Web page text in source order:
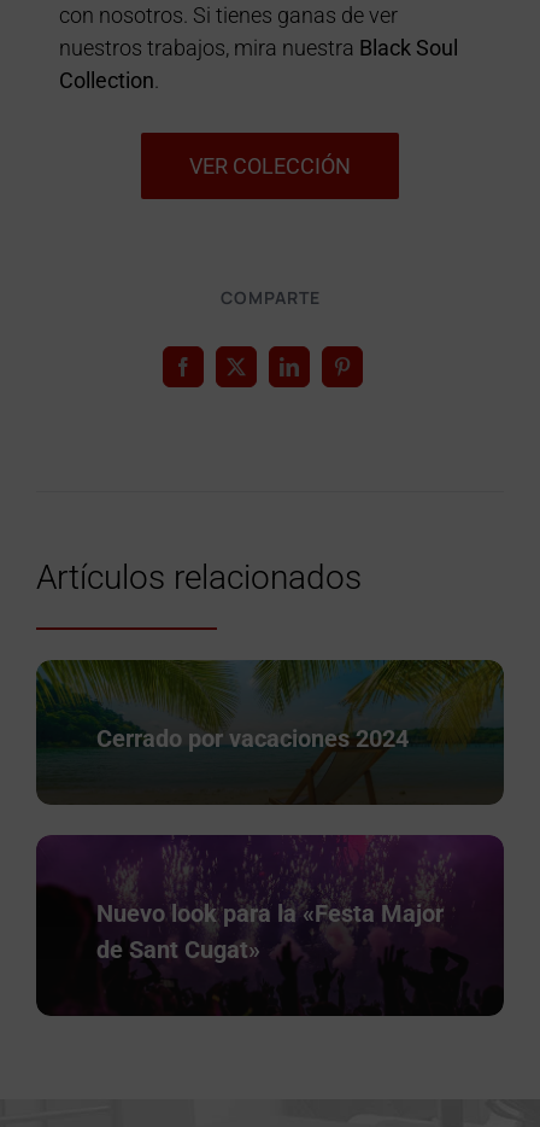
COMPARTE
con nosotros. Si tienes ganas de ver
nuestros trabajos, mira nuestra Black Soul
Collection
VER COLECCIÓN
Artículos relacionados
Cerrado por vacaciones 2024
Nuevo look para la «Festa Major
de Sant Cugat»